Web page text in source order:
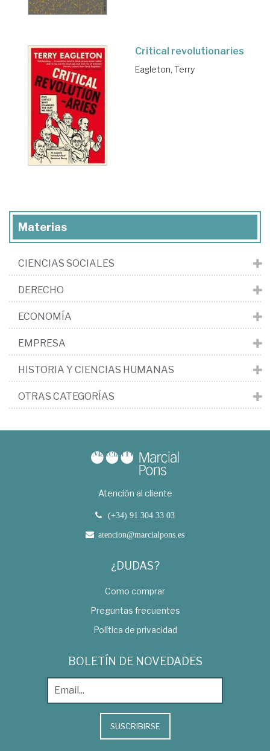
Critical revolutionaries
Eagleton, Terry
Materias
CIENCIAS SOCIALES
DERECHO
ECONOMÍA
EMPRESA
HISTORIA Y CIENCIAS HUMANAS
OTRAS CATEGORÍAS
Atención al cliente
(+34) 91 304 33 03
atencion@marcialpons.es
¿DUDAS?
Como comprar
Preguntas frecuentes
Política de privacidad
BOLETÍN DE NOVEDADES
SUSCRIBIRSE